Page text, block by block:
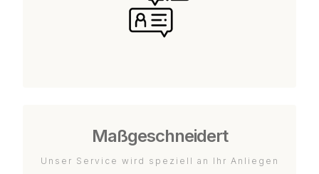
Maßgeschneidert
Unser Service wird speziell an Ihr Anliegen